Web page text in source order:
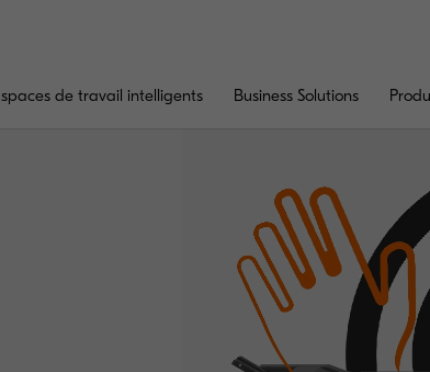
de travail intelligents Business Solutions